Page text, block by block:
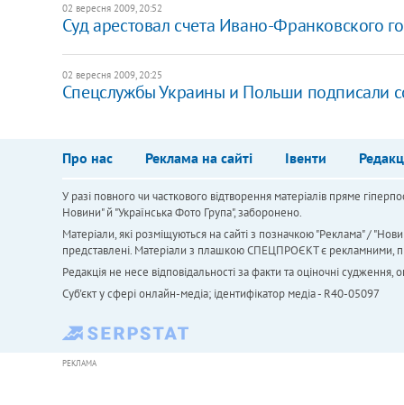
02 вересня 2009, 20:52
Суд арестовал счета Ивано-Франковского
02 вересня 2009, 20:25
Спецслужбы Украины и Польши подписали
Про нас Реклама на сайті Івенти
У разі повного чи часткового відтворення матеріалів пряме
Новини" й "Українська Фото Група", заборонено.
Матеріали, які розміщуються на сайті з позначкою "Реклама" /
представлені. Матеріали з плашкою СПЕЦПРОЄКТ є рекламними,
Редакція не несе відповідальності за факти та оціночні
Cуб'єкт у сфері онлайн-медіа; ідентифікатор медіа - R40-05097
РЕКЛАМА